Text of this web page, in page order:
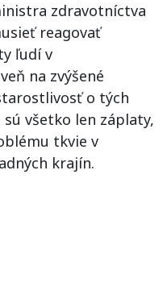
zdravotníctva
reagovať
ľudí v
na zvýšené
o tých
všetko len záplaty,
tkvie v
krajín.